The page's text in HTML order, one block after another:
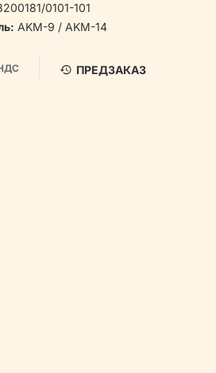
0101-101
AKM-9 / AKM-14
ПРЕДЗАКАЗ